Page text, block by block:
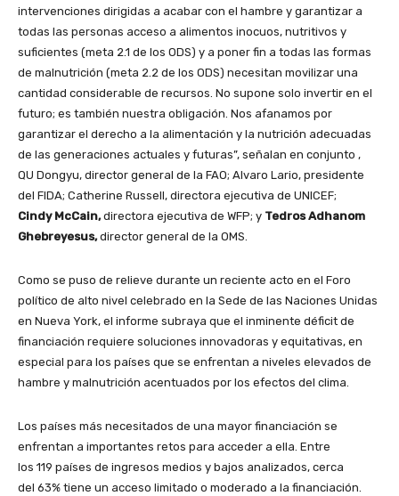
intervenciones dirigidas a acabar con el hambre y garantizar a
todas las personas acceso a alimentos inocuos, nutritivos y
suficientes (meta 2.1 de los ODS) y a poner fin a todas las formas
de malnutrición (meta 2.2 de los ODS) necesitan movilizar una
cantidad considerable de recursos. No supone solo invertir en el
futuro; es también nuestra obligación. Nos afanamos por
garantizar el derecho a la alimentación y la nutrición adecuadas
de las generaciones actuales y futuras”, señalan en conjunto ,
QU Dongyu, director general de la FAO; Alvaro Lario, presidente
del FIDA; Catherine Russell, directora ejecutiva de UNICEF;
Cindy McCain,directora ejecutiva de WFP; y Tedros Adhanom
Ghebreyesus,director general de la OMS.
Como se puso de relieve durante un reciente acto en el Foro
político de alto nivel celebrado en la Sede de las Naciones Unidas
en Nueva York, el informe subraya que el inminente déficit de
financiación requiere soluciones innovadoras y equitativas, en
especial para los países que se enfrentan a niveles elevados de
hambre y malnutrición acentuados por los efectos del clima.
Los países más necesitados de una mayor financiación se
enfrentan a importantes retos para acceder a ella. Entre
los 119 países de ingresos medios y bajos analizados, cerca
del 63% tiene un acceso limitado o moderado a la financiación.